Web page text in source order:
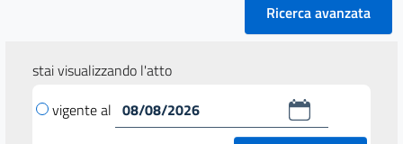
Ricerca avanzata
stai visualizzando l'atto
vigente al